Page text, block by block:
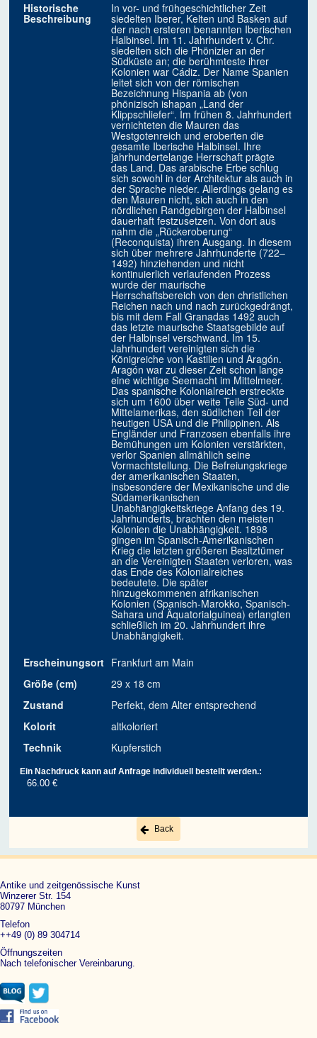
Historische
Beschreibung
In vor- und frühgeschichtlicher Zeit
siedelten Iberer, Kelten und Basken auf
der nach ersteren benannten Iberischen
Halbinsel. Im 11. Jahrhundert v. Chr.
siedelten sich die Phönizier an der
Südküste an; die berühmteste ihrer
Kolonien war Cádiz. Der Name Spanien
leitet sich von der römischen
Bezeichnung Hispania ab (von
phönizisch ishapan „Land der
Klippschliefer“. Im frühen 8. Jahrhundert
vernichteten die Mauren das
Westgotenreich und eroberten die
gesamte Iberische Halbinsel. Ihre
jahrhundertelange Herrschaft prägte
das Land. Das arabische Erbe schlug
sich sowohl in der Architektur als auch in
der Sprache nieder. Allerdings gelang es
den Mauren nicht, sich auch in den
nördlichen Randgebirgen der Halbinsel
dauerhaft festzusetzen. Von dort aus
nahm die „Rückeroberung“
(Reconquista) ihren Ausgang. In diesem
sich über mehrere Jahrhunderte (722–
1492) hinziehenden und nicht
kontinuierlich verlaufenden Prozess
wurde der maurische
Herrschaftsbereich von den christlichen
Reichen nach und nach zurückgedrängt,
bis mit dem Fall Granadas 1492 auch
das letzte maurische Staatsgebilde auf
der Halbinsel verschwand. Im 15.
Jahrhundert vereinigten sich die
Königreiche von Kastilien und Aragón.
Aragón war zu dieser Zeit schon lange
eine wichtige Seemacht im Mittelmeer.
Das spanische Kolonialreich erstreckte
sich um 1600 über weite Teile Süd- und
Mittelamerikas, den südlichen Teil der
heutigen USA und die Philippinen. Als
Engländer und Franzosen ebenfalls ihre
Bemühungen um Kolonien verstärkten,
verlor Spanien allmählich seine
Vormachtstellung. Die Befreiungskriege
der amerikanischen Staaten,
insbesondere der Mexikanische und die
Südamerikanischen
Unabhängigkeitskriege Anfang des 19.
Jahrhunderts, brachten den meisten
Kolonien die Unabhängigkeit. 1898
gingen im Spanisch-Amerikanischen
Krieg die letzten größeren Besitztümer
an die Vereinigten Staaten verloren, was
das Ende des Kolonialreiches
bedeutete. Die später
hinzugekommenen afrikanischen
Kolonien (Spanisch-Marokko, Spanisch-
Sahara und Äquatorialguinea) erlangten
schließlich im 20. Jahrhundert ihre
Unabhängigkeit.
Erscheinungsort Frankfurt am Main
Größe (cm)
29 x 18 cm
Zustand
Perfekt, dem Alter entsprechend
Kolorit
altkoloriert
Technik
Kupferstich
Ein Nachdruck kann auf Anfrage individuell bestellt werden.:
66.00 €
Back
Antike und zeitgenössische Kunst
Winzerer Str. 154
80797 München
Telefon
++49 (0) 89 304714
Öffnungszeiten
Nach telefonischer Vereinbarung.